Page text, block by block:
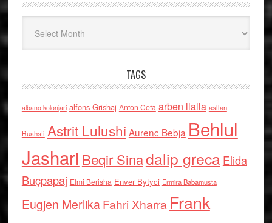
TAGS
albano kolonjari alfons Grishaj Anton Cefa arben llalla asllan
Bushati Astrit Lulushi Aurenc Bebja Behlul
Jashari Beqir Sinadalip grecaElida
Buçpapaj Elmi Berisha Enver Bytyci Ermira Babamusta
Eugjen MerlikaFahri Xharra Frank